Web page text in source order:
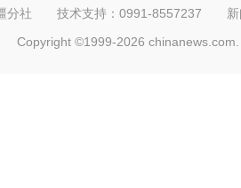
疆分社 技术支持：0991-8557237
Copyright ©1999-2026